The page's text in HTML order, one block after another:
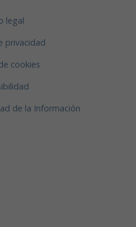
legal
privacidad
cookies
de la Información